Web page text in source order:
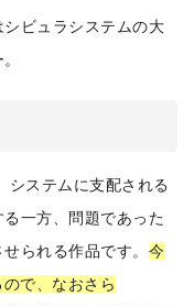
ビュラシステムの大
システムに支配される
一方、問題であった
られる作品です。 今
で、なおさら